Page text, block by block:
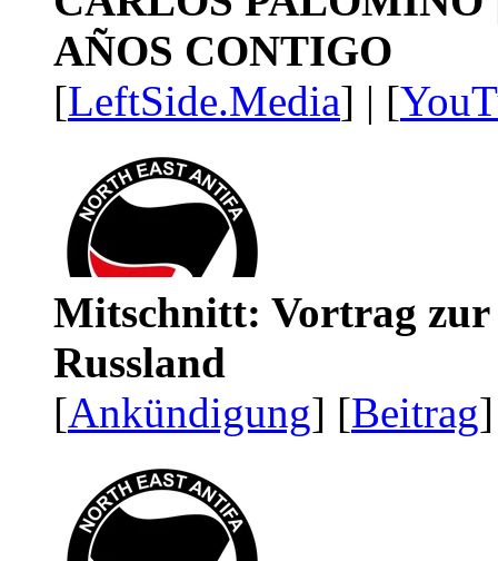
AÑOS CONTIGO
[LeftSide.Media] | [
Mitschnitt: Vortrag zur
Russland
[Ankündigung] [Beitrag